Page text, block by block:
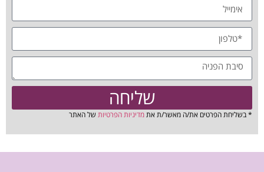
שליחה
* בשליחת הפרטים את/ה מאשר/ת אתמדיניות הפרטיות של האתר